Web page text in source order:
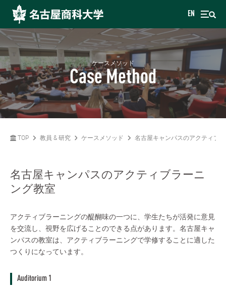
EN
ケースメソッド
Case Method
TOP 教員 & 研究 ケースメソッド 名古屋キャンパスのアクティブ
名古屋キャンパスのアクティブラーニ
ング教室
アクティブラーニングの醍醐味の一つに、学生たちが活発に意見
を交流し、視野を広げることのできる点があります。名古屋キャ
ンパスの教室は、アクティブラーニングで学修することに適した
つくりになっています。
Auditorium 1